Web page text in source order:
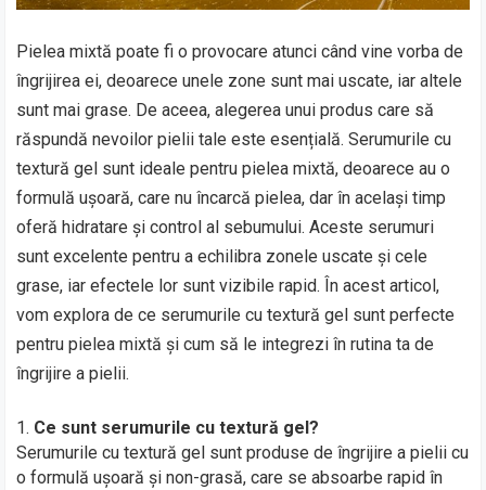
Pielea mixtă poate fi o provocare atunci când vine vorba de
îngrijirea ei, deoarece unele zone sunt mai uscate, iar altele
sunt mai grase. De aceea, alegerea unui produs care să
răspundă nevoilor pielii tale este esențială. Serumurile cu
textură gel sunt ideale pentru pielea mixtă, deoarece au o
formulă ușoară, care nu încarcă pielea, dar în același timp
oferă hidratare și control al sebumului. Aceste serumuri
sunt excelente pentru a echilibra zonele uscate și cele
grase, iar efectele lor sunt vizibile rapid. În acest articol,
vom explora de ce serumurile cu textură gel sunt perfecte
pentru pielea mixtă și cum să le integrezi în rutina ta de
îngrijire a pielii.
Ce sunt serumurile cu textură gel?
Serumurile cu textură gel sunt produse de îngrijire a pielii cu
o formulă ușoară și non-grasă, care se absoarbe rapid în